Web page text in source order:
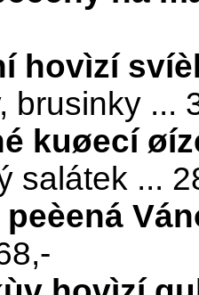
hovìzí
brusinky ...
kuøecí
salátek ...
peèená